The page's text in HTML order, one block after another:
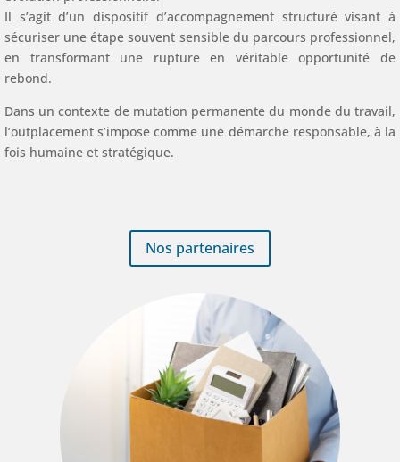
Il s’agit d’un dispositif d’accompagnement structuré visant à
sécuriser une étape souvent sensible du parcours professionnel,
en transformant une rupture en véritable opportunité de
rebond.
Dans un contexte de mutation permanente du monde du travail,
l’outplacement s’impose comme une démarche responsable, à la
fois humaine et stratégique.
Nos partenaires